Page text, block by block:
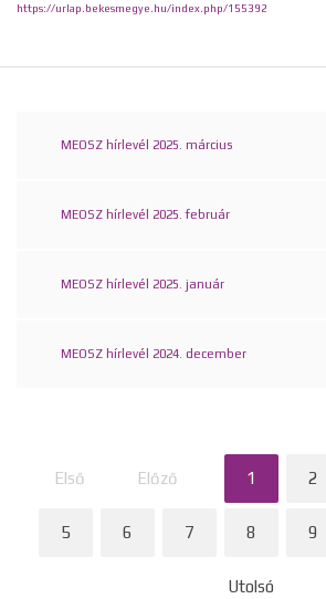
https://urlap.bekesmegye.hu/index.php/155392
MEOSZ hírlevél 2025. március
MEOSZ hírlevél 2025. február
MEOSZ hírlevél 2025. január
MEOSZ hírlevél 2024. december
Első Előző 1 2
5 6 7 8 9
Utolsó